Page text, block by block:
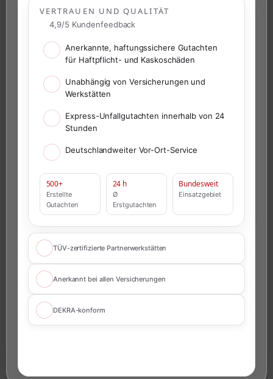
VERTRAUEN UND QUALITÄT
4,9/5 Kundenfeedback
Anerkannte, haftungssichere Gutachten
für Haftpflicht- und Kaskoschäden
Unabhängig von Versicherungen und
Werkstätten
Express-Unfallgutachten innerhalb von 24
Stunden
Deutschlandweiter Vor-Ort-Service
500+
Erstellte
Gutachten
24 h
Ø
Erstgutachten
Bundesweit
Einsatzgebiet
TÜV-zertifizierte Partnerwerkstätten
Anerkannt bei allen Versicherungen
DEKRA-konform